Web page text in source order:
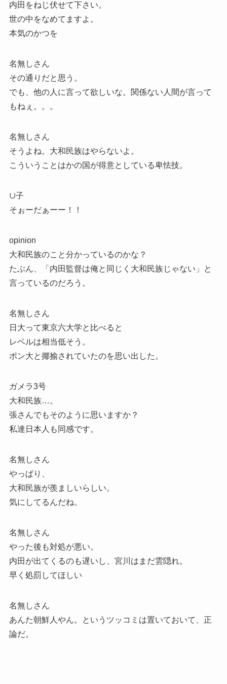
内田をねじ伏せて下さい。
世の中をなめてますよ。
本気のかつを
名無しさん
その通りだと思う。
でも、他の人に言って欲しいな。関係ない人間が言って
もねぇ。。。
名無しさん
そうよね。大和民族はやらないよ。
こういうことはかの国が得意としている卑怯技。
∪子
そぉーだぁーー！！
opinion
大和民族のこと分かっているのかな？
たぶん、「内田監督は俺と同じく大和民族じゃない」と
言っているのだろう。
名無しさん
日大って東京六大学と比べると
レベルは相当低そう。
ポン大と揶揄されていたのを思い出した。
ガメラ3号
大和民族…。
張さんでもそのように思いますか？
私達日本人も同感です。
名無しさん
やっぱり、
大和民族が羨ましいらしい。
気にしてるんだね。
名無しさん
やった後も対処が悪い。
内田が出てくるのも遅いし、宮川はまだ雲隠れ。
早く処罰してほしい
名無しさん
あんた朝鮮人やん。というツッコミは置いておいて、正
論だ。